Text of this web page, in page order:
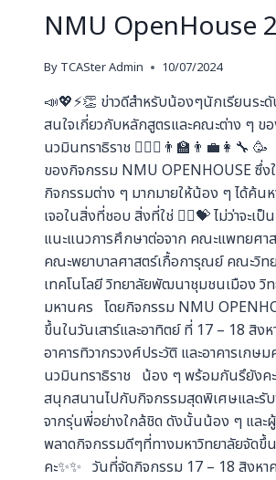
NMU OpenHouse
By TCASter Admin 10/07/2024
📣💖⚡️👏 ข่าวดีสำหรับน้องๆนักเรียนร
สนใจเกี่ยวกับหลักสูตรและคณะต่าง ๆ ข
นวมินทราธิราช 👩🏻‍⚕️👨‍🏫👨‍💼👩‍🔧
ของกิจกรรม NMU OPENHOUSE ซึ่
กิจกรรมต่าง ๆ มากมายให้น้อง ๆ ได้ค้น
เจอในสิ่งที่ชอบ สิ่งที่ใช่ 🙋‍♀️💝 ไม่ว่าจะเป็
แนะแนวการศึกษาต่อจาก คณะแพทยศา
คณะพยาบาลศาสตร์เกื้อการุณย์ คณะวิท
เทคโนโลยี วิทยาลัยพัฒนาชุมชนเมือง
มหานคร โดยกิจกรรม NMU
ขึ้นในวันเสาร์และอาทิตย์ ที่ 17 – 18 สิง
อาคารทิวากรวงศ์ประวัติ และอาคารเกษ
นวมินทราธิราช น้อง ๆ พร้อมกันรึยังคะ
สนุกสนานไปกับกิจกรรมสุดพิเศษและรั
จากรุ่นพี่อย่างใกล้ชิด ดังนั้นน้อง ๆ และ
พลาดกิจกรรมดีๆที่ทางมหาวิทยาลัยจัดขึ้
คะ✨✨ วันที่จัดกิจกรรม 17 – 18 สิงหา